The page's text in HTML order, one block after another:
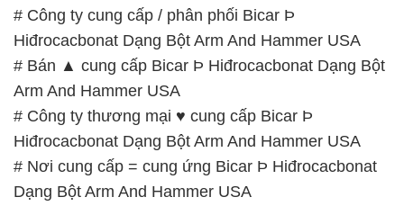
# Công ty cung cấp / phân phối Bicar Þ
Hiđrocacbonat Dạng Bột Arm And Hammer USA
# Bán ▲ cung cấp Bicar Þ Hiđrocacbonat Dạng Bột
Arm And Hammer USA
# Công ty thương mại ♥ cung cấp Bicar Þ
Hiđrocacbonat Dạng Bột Arm And Hammer USA
# Nơi cung cấp = cung ứng Bicar Þ Hiđrocacbonat
Dạng Bột Arm And Hammer USA